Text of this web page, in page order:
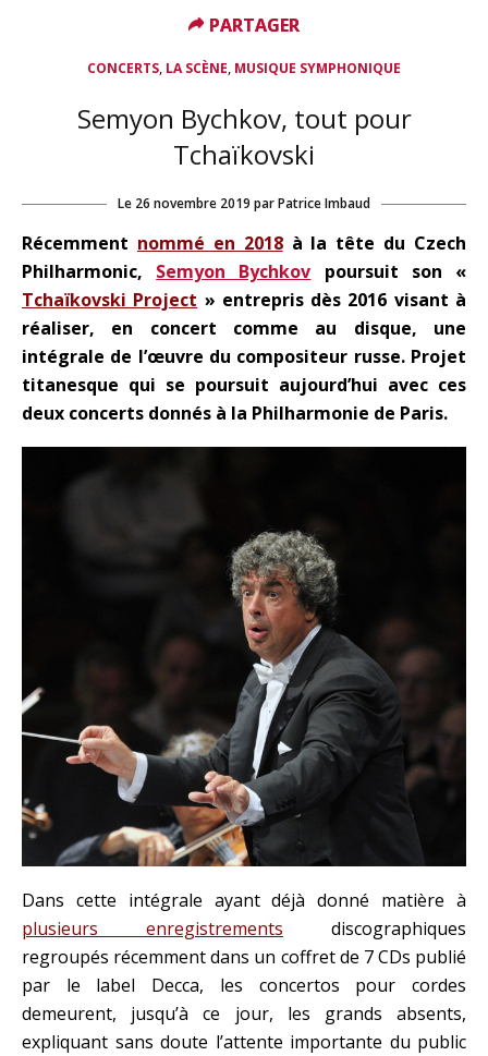
CONCERTS, LA SCÈNE, MUSIQUE SYMPHONIQUE
Semyon Bychkov, tout pour
Tchaïkovski
Le 26 novembre 2019 parPatrice Imbaud
Récemment nommé en 2018à la tête du Czech
Philharmonic, Semyon Bychkov poursuit son «
Tchaïkovski Project » entrepris dès 2016 visant à
réaliser, en concert comme au disque, une
intégrale de l’œuvre du compositeur russe. Projet
titanesque qui se poursuit aujourd’hui avec ces
deux concerts donnés à la Philharmonie de Paris.
Dans cette intégrale ayant déjà donné matière à
plusieurs enregistrements discographiques
regroupés récemment dans un coffret de 7 CDs publié
par le label Decca, les concertos pour cordes
demeurent, jusqu’à ce jour, les grands absents,
expliquant sans doute l’attente importante du public
PARTAGER
PARTAGER